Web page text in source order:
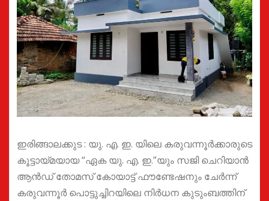
ഇരിങ്ങാലക്കുട : യു. എ. ഇ. യിലെ കരുവന്നൂർക്കാരുടെ
കൂട്ടായ്മയായ “ഏക യു. എ. ഇ.”യും സജി ചെറിയാൻ
ആൻഡ് തോമസ് കോയാട്ട് ഫൗണ്ടേഷനും ചേർന്ന്
കരുവന്നൂർ പൊട്ടുച്ചിറയിലെ നിർധന കുടുംബത്തിന്